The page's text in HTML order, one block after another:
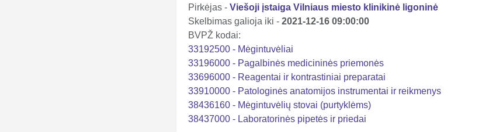
Pirkėjas -Viešoji įstaiga Vilniaus miesto klinikinė ligoninė
Skelbimas galioja iki -2021-12-16 09:00:00
BVPŽ kodai:
33192500 - Mėgintuvėliai
33196000 - Pagalbinės medicininės priemonės
33696000 - Reagentai ir kontrastiniai preparatai
33910000 - Patologinės anatomijos instrumentai ir reikmenys
38436160 - Mėgintuvėlių stovai (purtyklėms)
38437000 - Laboratorinės pipetės ir priedai